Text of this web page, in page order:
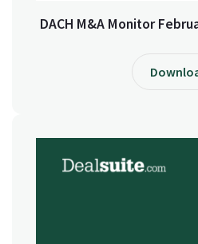
DACH M&A Monitor